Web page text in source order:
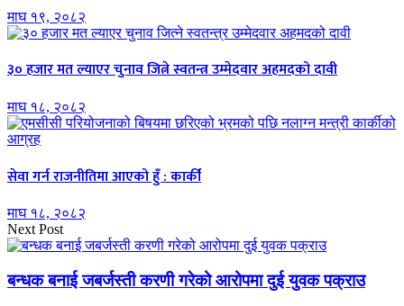
माघ १९, २०८२
३० हजार मत ल्याएर चुनाव जित्ने स्वतन्त्र उम्मेदवार अहमदको दावी
माघ १८, २०८२
सेवा गर्न राजनीतिमा आएको हुँ : कार्की
माघ १८, २०८२
Next Post
बन्धक बनाई जबर्जस्ती करणी गरेको आरोपमा दुई युवक पक्राउ